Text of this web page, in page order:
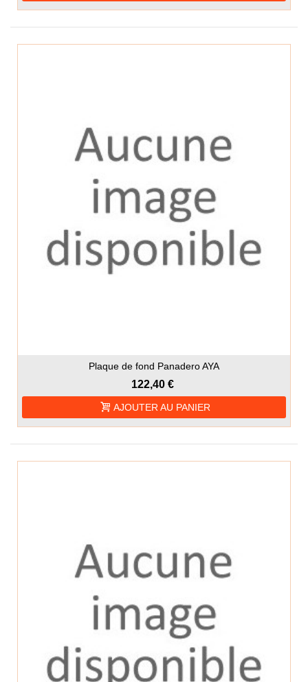
Plaque de fond Panadero AYA
122,40 €
AJOUTER AU PANIER